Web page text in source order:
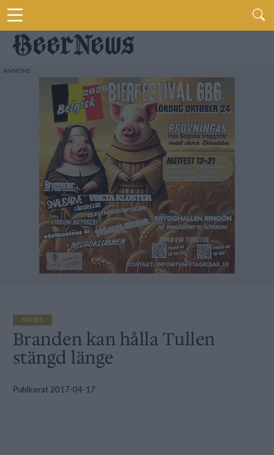
NYHET
Branden kan hålla Tullen
stängd länge
Publicerat 2017-04-17